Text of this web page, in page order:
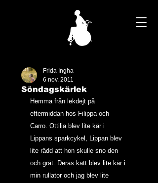
Söndagskärlek
Frida Ingha
6 nov. 2011
Hemma från lekdejt på
eftermiddan hos Filippa och
Carro. Ottilia blev lite kär i
Lippans sparkcykel, Lippan blev
lite rädd att hon skulle sno den
och grät. Deras katt blev lite kär i
min rullator och jag blev lite